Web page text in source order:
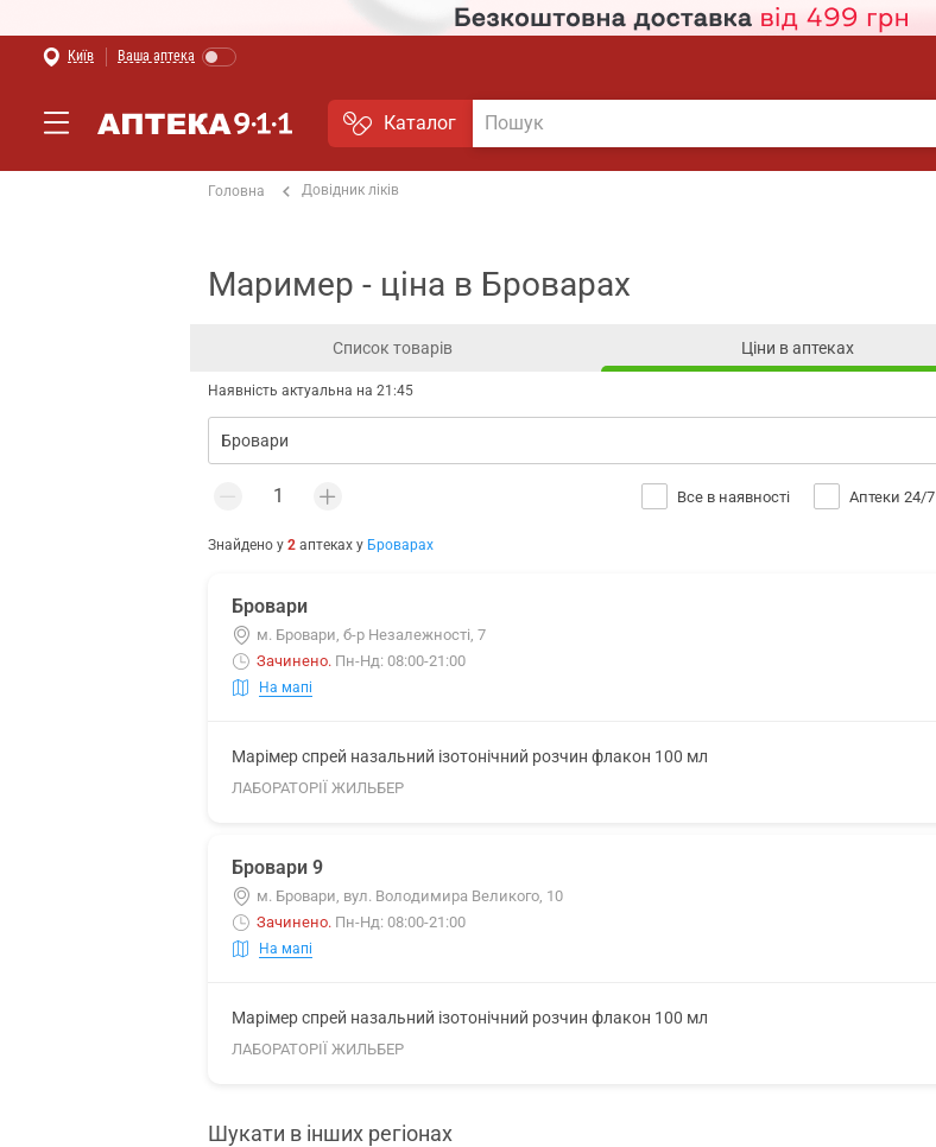
Київ Ваша аптека
Каталог
Головна Довідник ліків
Маример - ціна в Броварах
Список товарів Ціни в аптеках
Наявність актуальна на 21:45
Все в наявності Аптеки 24/7
Знайдено у 2 аптеках у Броварах
Бровари
м. Бровари, б-р Незалежності, 7
Зачинено. Пн-Нд: 08:00-21:00
На мапі
Марімер спрей назальний ізотонічний розчин флакон 100 мл
ЛАБОРАТОРІЇ ЖИЛЬБЕР
Бровари 9
м. Бровари, вул. Володимира Великого, 10
Зачинено. Пн-Нд: 08:00-21:00
На мапі
Марімер спрей назальний ізотонічний розчин флакон 100 мл
ЛАБОРАТОРІЇ ЖИЛЬБЕР
Шукати в інших регіонах